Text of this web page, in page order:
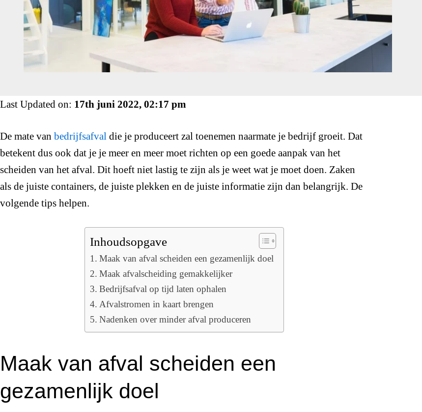
Last Updated on: 17th juni 2022, 02:17 pm
De mate van bedrijfsafval die je produceert zal toenemen naarmate je bedrijf groeit. Dat
betekent dus ook dat je je meer en meer moet richten op een goede aanpak van het
scheiden van het afval. Dit hoeft niet lastig te zijn als je weet wat je moet doen. Zaken
als de juiste containers, de juiste plekken en de juiste informatie zijn dan belangrijk. De
volgende tips helpen.
Inhoudsopgave
Maak van afval scheiden een gezamenlijk doel
Maak afvalscheiding gemakkelijker
Bedrijfsafval op tijd laten ophalen
Afvalstromen in kaart brengen
Nadenken over minder afval produceren
Maak van afval scheiden een
gezamenlijk doel